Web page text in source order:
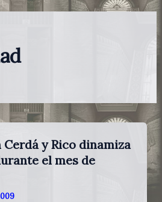
y Rico dinamiza
el mes de